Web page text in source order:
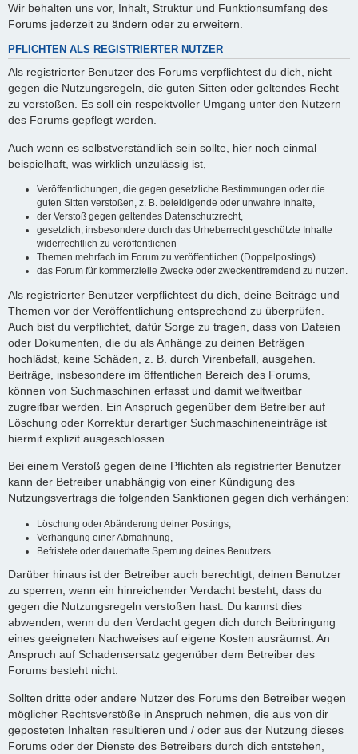
Wir behalten uns vor, Inhalt, Struktur und Funktionsumfang des
Forums jederzeit zu ändern oder zu erweitern.
PFLICHTEN ALS REGISTRIERTER NUTZER
Als registrierter Benutzer des Forums verpflichtest du dich, nicht
gegen die Nutzungsregeln, die guten Sitten oder geltendes Recht
zu verstoßen. Es soll ein respektvoller Umgang unter den Nutzern
des Forums gepflegt werden.
Auch wenn es selbstverständlich sein sollte, hier noch einmal
beispielhaft, was wirklich unzulässig ist,
Veröffentlichungen, die gegen gesetzliche Bestimmungen oder die
guten Sitten verstoßen, z. B. beleidigende oder unwahre Inhalte,
der Verstoß gegen geltendes Datenschutzrecht,
gesetzlich, insbesondere durch das Urheberrecht geschützte Inhalte
widerrechtlich zu veröffentlichen
Themen mehrfach im Forum zu veröffentlichen (Doppelpostings)
das Forum für kommerzielle Zwecke oder zweckentfremdend zu nutzen.
Als registrierter Benutzer verpflichtest du dich, deine Beiträge und
Themen vor der Veröffentlichung entsprechend zu überprüfen.
Auch bist du verpflichtet, dafür Sorge zu tragen, dass von Dateien
oder Dokumenten, die du als Anhänge zu deinen Beträgen
hochlädst, keine Schäden, z. B. durch Virenbefall, ausgehen.
Beiträge, insbesondere im öffentlichen Bereich des Forums,
können von Suchmaschinen erfasst und damit weltweitbar
zugreifbar werden. Ein Anspruch gegenüber dem Betreiber auf
Löschung oder Korrektur derartiger Suchmaschineneinträge ist
hiermit explizit ausgeschlossen.
Bei einem Verstoß gegen deine Pflichten als registrierter Benutzer
kann der Betreiber unabhängig von einer Kündigung des
Nutzungsvertrags die folgenden Sanktionen gegen dich verhängen:
Löschung oder Abänderung deiner Postings,
Verhängung einer Abmahnung,
Befristete oder dauerhafte Sperrung deines Benutzers.
Darüber hinaus ist der Betreiber auch berechtigt, deinen Benutzer
zu sperren, wenn ein hinreichender Verdacht besteht, dass du
gegen die Nutzungsregeln verstoßen hast. Du kannst dies
abwenden, wenn du den Verdacht gegen dich durch Beibringung
eines geeigneten Nachweises auf eigene Kosten ausräumst. An
Anspruch auf Schadensersatz gegenüber dem Betreiber des
Forums besteht nicht.
Sollten dritte oder andere Nutzer des Forums den Betreiber wegen
möglicher Rechtsverstöße in Anspruch nehmen, die aus von dir
geposteten Inhalten resultieren und / oder aus der Nutzung dieses
Forums oder der Dienste des Betreibers durch dich entstehen,